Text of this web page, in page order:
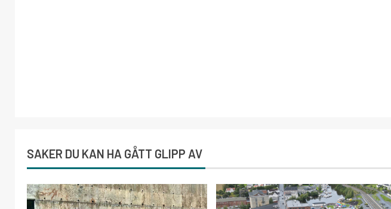
SAKER DU KAN HA GÅTT GLIPP AV